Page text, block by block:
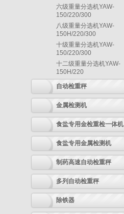
六级重量分选机YAW-
150/220/300
八级重量分选机YAW-
150H/220/300
十级重量分选机YAW-
150/220/300
十二级重量分选机YAW-
150H/220
自动检重秤
金属检测机
食盐专用金检重检一体机
食盐专用金属检测机
制药高速自动检重秤
多列自动检重秤
除铁器